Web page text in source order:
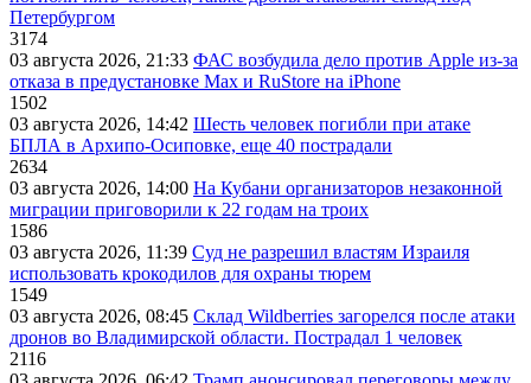
Петербургом
3174
03 августа 2026, 21:33 ФАС возбудила дело против Apple из-за
отказа в предустановке Max и RuStore на iPhone
1502
03 августа 2026, 14:42 Шесть человек погибли при атаке
БПЛА в Архипо-Осиповке, еще 40 пострадали
2634
03 августа 2026, 14:00 На Кубани организаторов незаконной
миграции приговорили к 22 годам на троих
1586
03 августа 2026, 11:39 Суд не разрешил властям Израиля
использовать крокодилов для охраны тюрем
1549
03 августа 2026, 08:45 Склад Wildberries загорелся после атаки
дронов во Владимирской области. Пострадал 1 человек
2116